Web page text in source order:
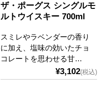
ザ・ポーグス シングルモ
ルトウイスキー 700ml
スミレやラベンダーの香り
に加え、塩味の効いたチョ
コレートを思わせる甘…
¥3,102(税込)